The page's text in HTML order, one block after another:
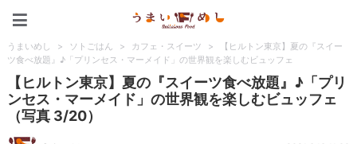
うまいめし > ソトごはん > カフェ・スイーツ >
【ヒルトン東京】夏の『スイー
ツ食べ放題』♪「プリンセス・マーメイド」の世界観を楽しむビュッフェ
【ヒルトン東京】夏の『スイーツ食べ放題』♪「プリ
ンセス・マーメイド」の世界観を楽しむビュッフェ
（写真 3/20）